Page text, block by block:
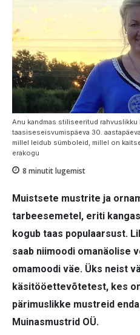
Anu kandmas stiliseeritud
taasiseseisvumispäeva 30.
millel leidub sümboleid, millel on
erakogu
8 minutit lugemist
Muistsete mustrite ja
tarbeesemetel, eriti
kogub taas populaarsust.
saab niimoodi omanäolise
omamoodi väe. Üks neist
käsitööettevõtetest, kes
pärimuslikke mustreid
Muinasmustrid OÜ.